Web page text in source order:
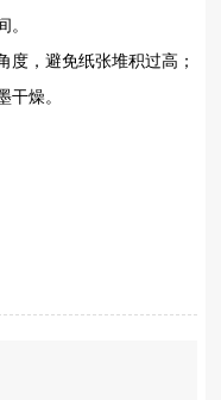
度，避免纸张堆积过高；
燥。